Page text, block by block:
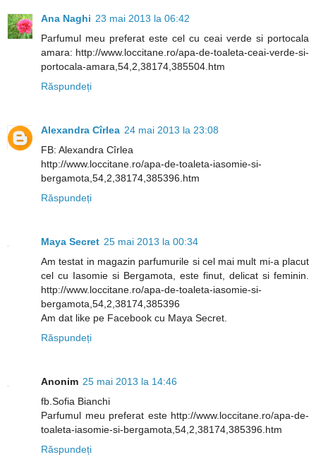
Ana Naghi 23 mai 2013 la 06:42
Parfumul meu preferat este cel cu ceai verde si portocala
amara: http://www.loccitane.ro/apa-de-toaleta-ceai-verde-si-
portocala-amara,54,2,38174,385504.htm
Răspundeți
Alexandra Cîrlea 24 mai 2013 la 23:08
FB: Alexandra Cîrlea
http://www.loccitane.ro/apa-de-toaleta-iasomie-si-
bergamota,54,2,38174,385396.htm
Răspundeți
Maya Secret 25 mai 2013 la 00:34
Am testat in magazin parfumurile si cel mai mult mi-a placut
cel cu Iasomie si Bergamota, este finut, delicat si feminin.
http://www.loccitane.ro/apa-de-toaleta-iasomie-si-
bergamota,54,2,38174,385396
Am dat like pe Facebook cu Maya Secret.
Răspundeți
Anonim 25 mai 2013 la 14:46
fb.Sofia Bianchi
Parfumul meu preferat este http://www.loccitane.ro/apa-de-
toaleta-iasomie-si-bergamota,54,2,38174,385396.htm
Răspundeți